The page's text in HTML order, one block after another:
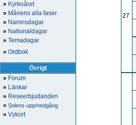
» Kyrkoåret
» Månens alla faser
» Namnsdagar
» Nationaldagar
» Temadagar
» Ordbok
Övrigt
» Forum
» Länkar
» Reseerbjudanden
» Solens upp/nedgång
» Vykort
27